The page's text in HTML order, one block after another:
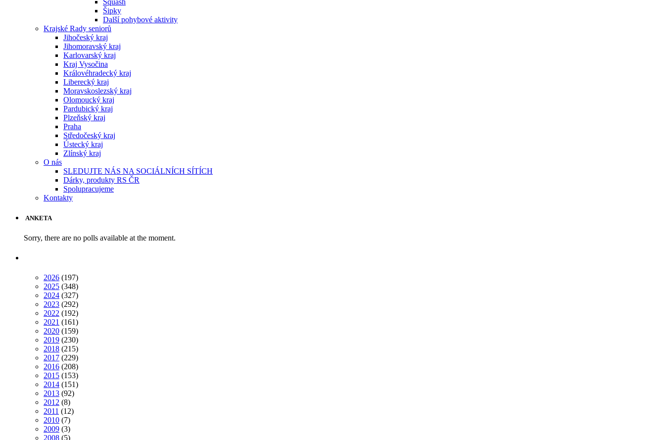
Squash
Šipky
Další pohybové aktivity
Krajské Rady seniorů
Jihočeský kraj
Jihomoravský kraj
Karlovarský kraj
Kraj Vysočina
Královéhradecký kraj
Liberecký kraj
Moravskoslezský kraj
Olomoucký kraj
Pardubický kraj
Plzeňský kraj
Praha
Středočeský kraj
Ústecký kraj
Zlínský kraj
O nás
SLEDUJTE NÁS NA SOCIÁLNÍCH SÍTÍCH
Dárky, produkty RS ČR
Spolupracujeme
Kontakty
ANKETA
Sorry, there are no polls available at the moment.
2026 (197)
2025 (348)
2024 (327)
2023 (292)
2022 (192)
2021 (161)
2020 (159)
2019 (230)
2018 (215)
2017 (229)
2016 (208)
2015 (153)
2014 (151)
2013 (92)
2012 (8)
2011 (12)
2010 (7)
2009 (3)
2008 (5)